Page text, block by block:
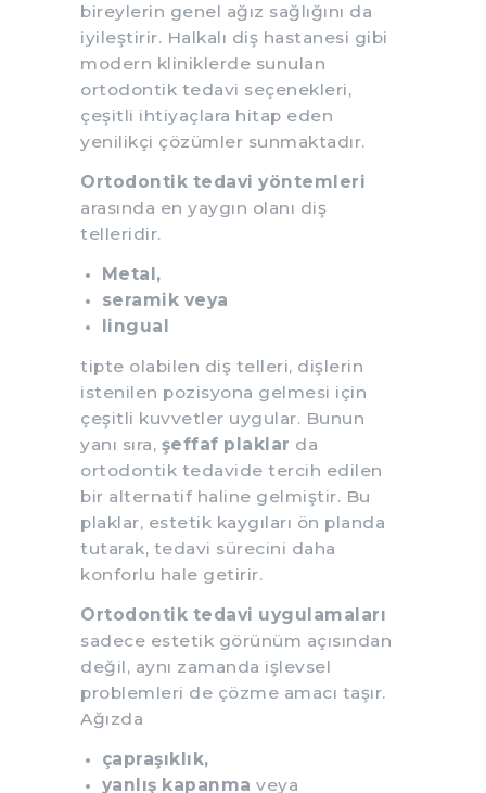
bireylerin genel ağız sağlığını da
iyileştirir. Halkalı diş hastanesi gibi
modern kliniklerde sunulan
ortodontik tedavi seçenekleri,
çeşitli ihtiyaçlara hitap eden
yenilikçi çözümler sunmaktadır.
Ortodontik tedavi yöntemleri
arasında en yaygın olanı diş
telleridir.
Metal,
seramik veya
lingual
tipte olabilen diş telleri, dişlerin
istenilen pozisyona gelmesi için
çeşitli kuvvetler uygular. Bunun
yanı sıra, şeffaf plaklar da
ortodontik tedavide tercih edilen
bir alternatif haline gelmiştir. Bu
plaklar, estetik kaygıları ön planda
tutarak, tedavi sürecini daha
konforlu hale getirir.
Ortodontik tedavi uygulamaları
sadece estetik görünüm açısından
değil, aynı zamanda işlevsel
problemleri de çözme amacı taşır.
Ağızda
çapraşıklık,
yanlış kapanma veya